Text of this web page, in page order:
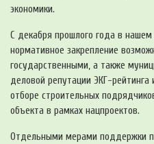
экономики.
С декабря прошлого года в
нормативное закрепление
государственными, а также
деловой репутации ЭКГ-рейтинга
отборе строительных
объекта в рамках нацпроектов.
Отдельными мерами поддержки